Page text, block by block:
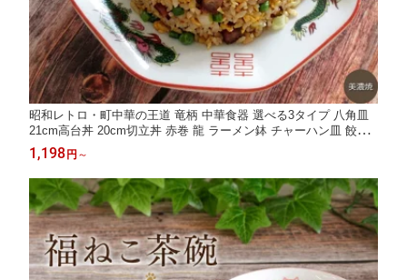
昭和レトロ・町中華の王道 竜柄 中華食器 選べる3タイプ 八角皿
21cm高台丼 20cm切立丼 赤巻 龍 ラーメン鉢 チャーハン皿 餃子
焼き飯 ラーメン丼 美濃焼 日本製 陶器 手書き
1,198円 ～